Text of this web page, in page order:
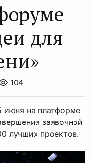
для
104
июня на платформе
заявочной
лучших проектов.